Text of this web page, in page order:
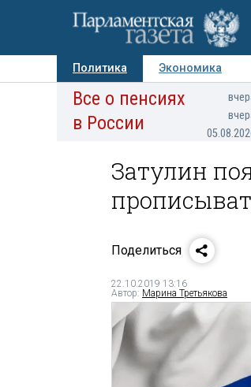
Политика Экономика
Авторы Персоны
Все о пенсиях
в России
Затулин
Поделиться
22.10.2019 13:16
Автор: Марина Третьякова